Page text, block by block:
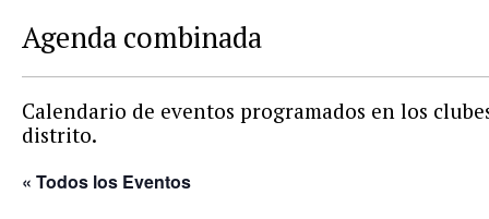
Agenda combinada
Calendario de eventos programados en los
distrito.
« Todos los Eventos